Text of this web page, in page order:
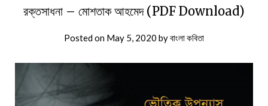
রক্তসাধনা – মোশতাক আহমেদ (PDF Download)
Posted on May 5, 2020 byবাংলা কবিতা